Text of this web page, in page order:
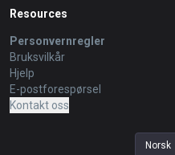
Resources
Personvernregler
Bruksvilkår
Hjelp
E-postforespørsel
Kontakt oss
Norsk